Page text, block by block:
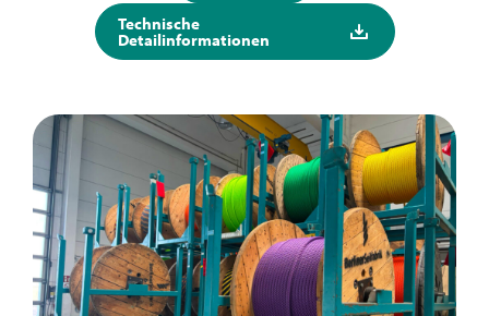
Technische
Detailinformationen